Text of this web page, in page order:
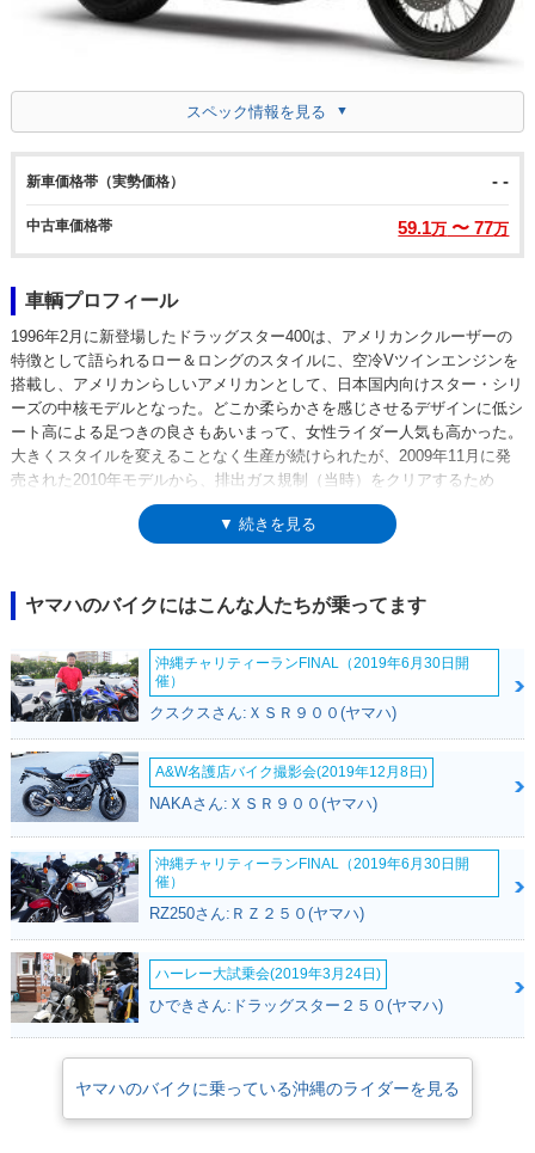
スペック情報を見る
新車価格帯（実勢価格） - -
中古車価格帯 59.1万 〜 77万
車輌プロフィール
1996年2月に新登場したドラッグスター400は、アメリカンクルーザーの
特徴として語られるロー＆ロングのスタイルに、空冷Vツインエンジンを
搭載し、アメリカンらしいアメリカンとして、日本国内向けスター・シリ
ーズの中核モデルとなった。どこか柔らかさを感じさせるデザインに低シ
ート高による足つきの良さもあいまって、女性ライダー人気も高かった。
大きくスタイルを変えることなく生産が続けられたが、2009年11月に発
売された2010年モデルから、排出ガス規制（当時）をクリアするため
に、空冷エンジンのままフューエルインジェクションを装備して販売が続
けられたが、2017年（平成29年）9月からの規制には対応することなく、
ター400は、XVS400ドラッグスター（XVS400Cドラッグスタークラシッ
ク）と表記されることもあるため、バイクブロスでは併記した。また、別
に「DS4」（ディーエスフォー）という表記もあったが、これは広告やカ
タログに用いられた通称名だった。
▼ 続きを見る
ヤマハのバイクにはこんな人たちが乗ってます
沖縄チャリティーランFINAL（2019年6月30日開
催）
クスクスさん:ＸＳＲ９００(ヤマハ)
A&W名護店バイク撮影会(2019年12月8日)
NAKAさん:ＸＳＲ９００(ヤマハ)
沖縄チャリティーランFINAL（2019年6月30日開
催）
RZ250さん:ＲＺ２５０(ヤマハ)
ハーレー大試乗会(2019年3月24日)
ひできさん:ドラッグスター２５０(ヤマハ)
ヤマハのバイクに乗っている沖縄のライダーを見る